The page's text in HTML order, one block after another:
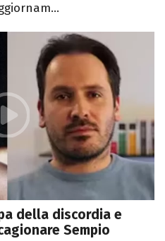
della discordia e
Sempio